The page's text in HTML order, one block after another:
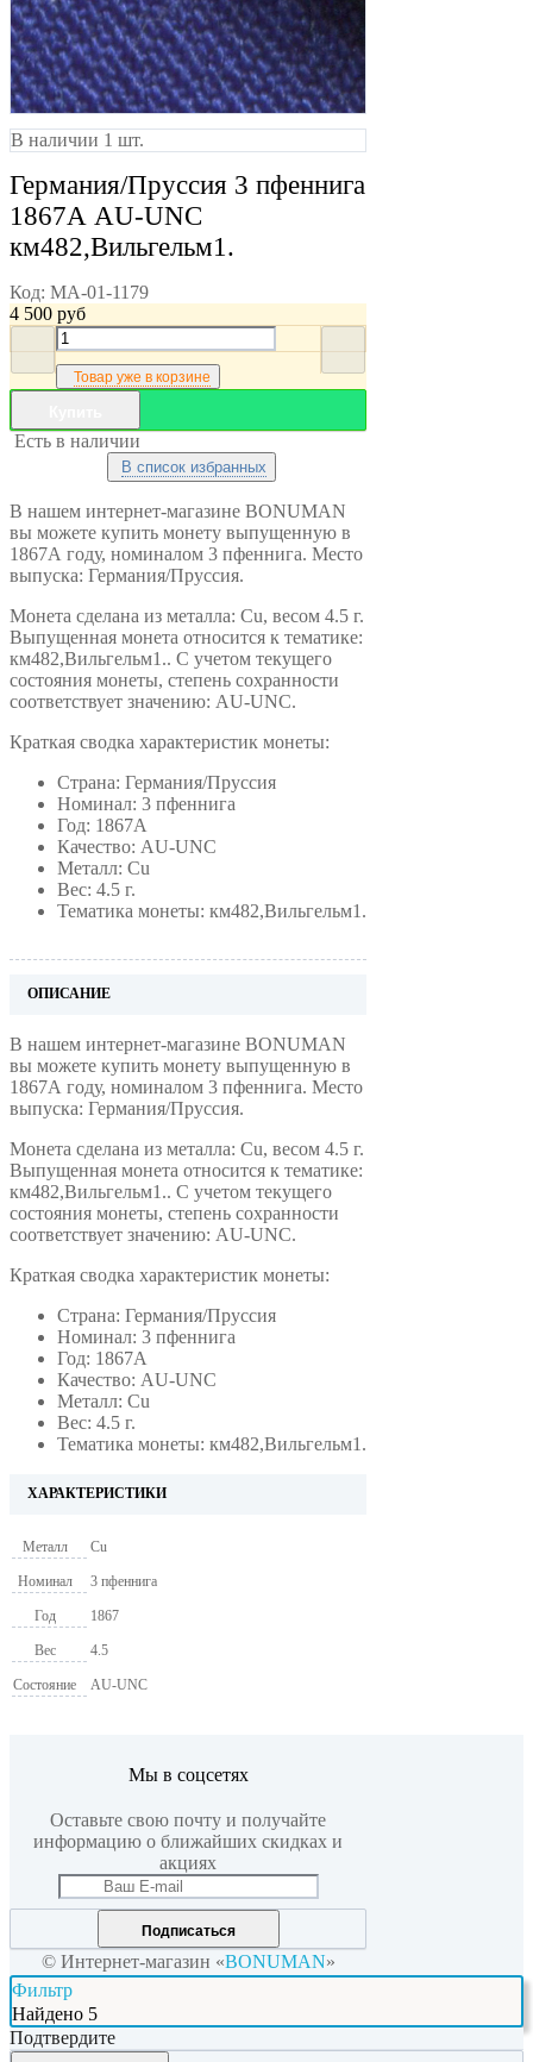
В наличии 1 шт.
Германия/Пруссия 3 пфеннига
1867А AU-UNC
км482,Вильгельм1.
Код: MA-01-1179
4 500 руб
Товар уже в корзине
Есть в наличии
В список избранных
В нашем интернет-магазине BONUMAN
вы можете купить монету выпущенную в
1867А году, номиналом 3 пфеннига. Место
выпуска: Германия/Пруссия.
Монета сделана из металла: Cu, весом 4.5 г.
Выпущенная монета относится к тематике:
км482,Вильгельм1.. С учетом текущего
состояния монеты, степень сохранности
соответствует значению: AU-UNC.
Краткая сводка характеристик монеты:
Страна: Германия/Пруссия
Номинал: 3 пфеннига
Год: 1867А
Качество: AU-UNC
Металл: Cu
Вес: 4.5 г.
Тематика монеты: км482,Вильгельм1.
ОПИСАНИЕ
В нашем интернет-магазине BONUMAN
вы можете купить монету выпущенную в
1867А году, номиналом 3 пфеннига. Место
выпуска: Германия/Пруссия.
Монета сделана из металла: Cu, весом 4.5 г.
Выпущенная монета относится к тематике:
км482,Вильгельм1.. С учетом текущего
состояния монеты, степень сохранности
соответствует значению: AU-UNC.
Краткая сводка характеристик монеты:
Страна: Германия/Пруссия
Номинал: 3 пфеннига
Год: 1867А
Качество: AU-UNC
Металл: Cu
Вес: 4.5 г.
Тематика монеты: км482,Вильгельм1.
ХАРАКТЕРИСТИКИ
Металл Cu
Номинал 3 пфеннига
Год 1867
Вес 4.5
Состояние AU-UNC
Мы в соцсетях
Оставьте свою почту и получайте
информацию о ближайших скидках и
акциях
Подписаться
© Интернет-магазин «BONUMAN»
Фильтр
Найдено 5
Подтвердите